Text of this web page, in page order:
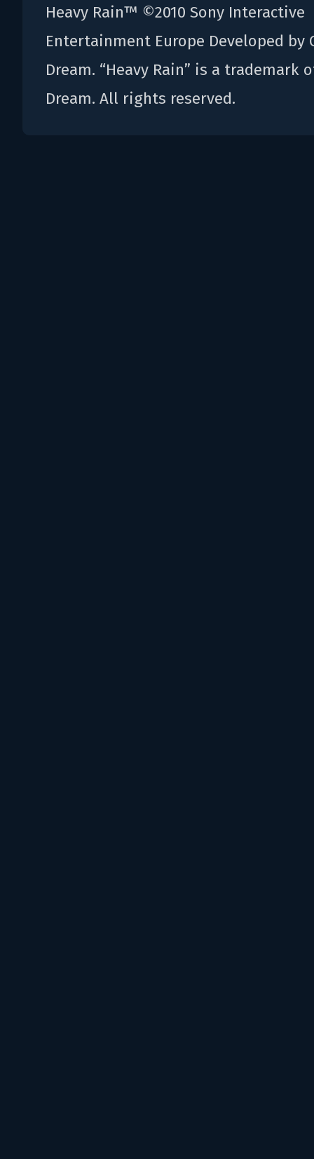
Heavy Rain™ ©2010 Sony Interactive
Entertainment Europe Developed by
Dream. “Heavy Rain” is a trademark
Dream. All rights reserved.